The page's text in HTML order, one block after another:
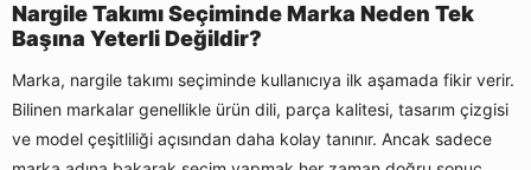
Nargile Takımı Seçiminde Marka Neden Tek
Başına Yeterli Değildir?
Marka, nargile takımı seçiminde kullanıcıya ilk aşamada fikir verir.
Bilinen markalar genellikle ürün dili, parça kalitesi, tasarım çizgisi
ve model çeşitliliği açısından daha kolay tanınır. Ancak sadece